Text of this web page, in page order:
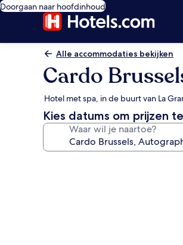
Doorgaan naar hoofdinhoud
Alle accommodaties bekijken
Cardo
Hotel met spa, in de buurt van La
Kies datums om prijzen
Waar wil je naartoe?